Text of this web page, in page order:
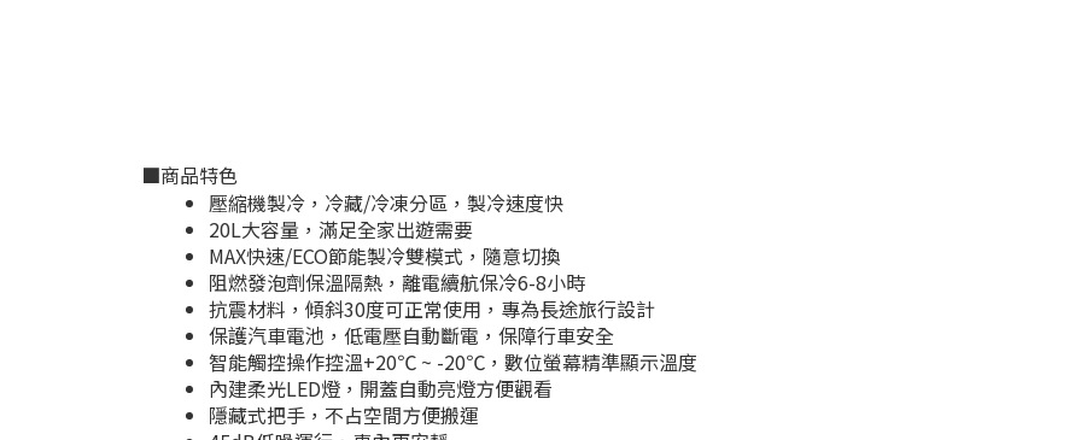
■商品特色
壓縮機製冷，冷藏/冷凍分區，製冷速度快
20L大容量，滿足全家出遊需要
MAX快速/ECO節能製冷雙模式，隨意切換
阻燃發泡劑保溫隔熱，離電續航保冷6-8小時
抗震材料，傾斜30度可正常使用，專為長途旅行設計
保護汽車電池，低電壓自動斷電，保障行車安全
智能觸控操作控溫+20℃ ~ -20℃，數位螢幕精準顯示溫度
內建柔光LED燈，開蓋自動亮燈方便觀看
隱藏式把手，不占空間方便搬運